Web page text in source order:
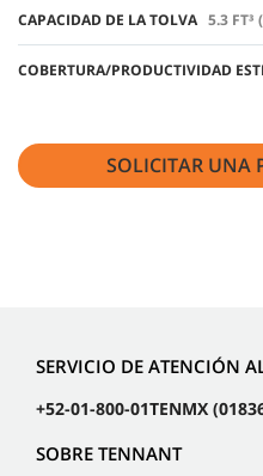
CAPACIDAD DE LA TOLVA 5.3 FT³
COBERTURA/PRODUCTIVIDAD
SOLICITAR UNA
SERVICIO DE ATENCIÓN
+52-01-800-01TENMX
SOBRE TENNANT